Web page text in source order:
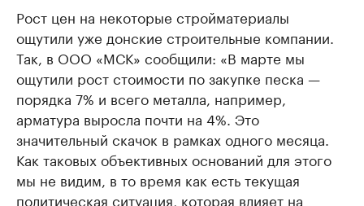
Рост цен на некоторые стройматериалы
ощутили уже донские строительные компании.
Так, в ООО «МСК» сообщили: «В марте мы
ощутили рост стоимости по закупке песка —
порядка 7% и всего металла, например,
арматура выросла почти на 4%. Это
значительный скачок в рамках одного месяца.
Как таковых объективных оснований для этого
мы не видим, в то время как есть текущая
политическая ситуация, которая влияет на